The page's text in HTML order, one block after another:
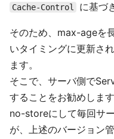
Cache-Control に基づ
そのため、max-ageを
いタイミングに更新さ
ます。
そこで、サーバ側で
することをお勧めします
no-storeにして毎回サ
が、上述のバージョン